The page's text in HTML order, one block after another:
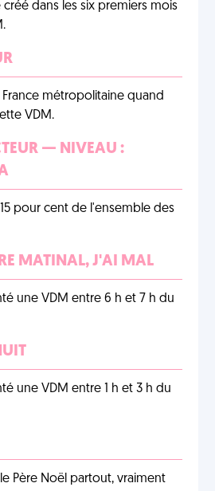
dans les six premiers mois
métropolitaine quand
VDM.
— NIVEAU :
pour cent de l'ensemble des
MATINAL, J'AI MAL
une VDM entre 6 h et 7 h du
une VDM entre 1 h et 3 h du
Père Noël partout, vraiment